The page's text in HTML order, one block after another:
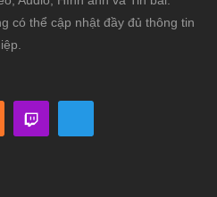
có thể cập nhật đầy đủ thông tin